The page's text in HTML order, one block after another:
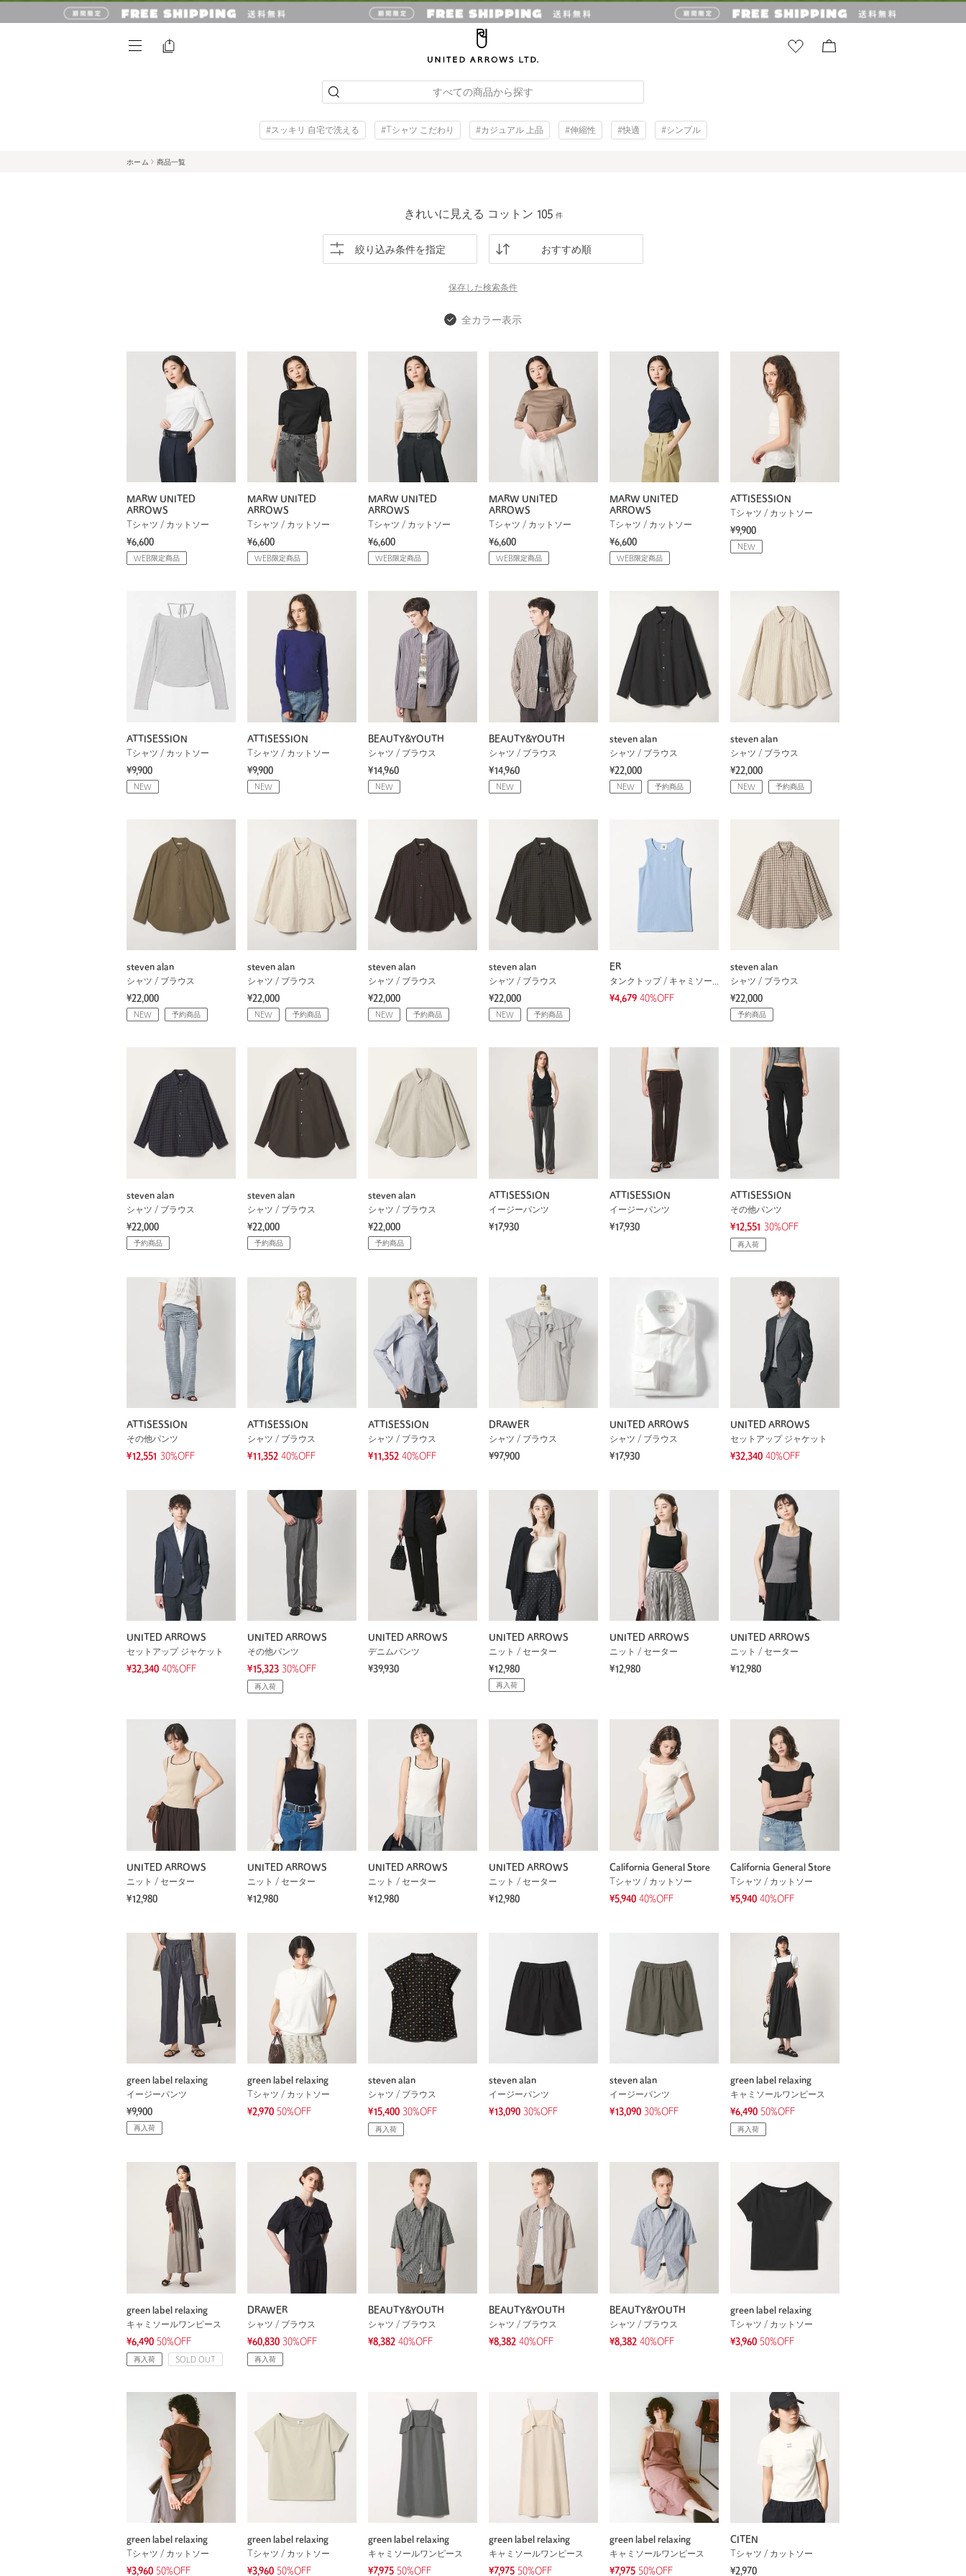
すべての商品から探す
#スッキリ 自宅で洗える #Tシャツ こだわり #カジュアル 上品 #伸縮性 #快適 #シンプル
ホーム 商品一覧
きれいに見える コットン 105 件
絞り込み条件を指定 おすすめ順
保存した検索条件
全カラー表示
MARW UNITED
ARROWS
Tシャツ / カットソー
¥6,600
WEB限定商品
MARW UNITED
ARROWS
Tシャツ / カットソー
¥6,600
WEB限定商品
MARW UNITED
ARROWS
Tシャツ / カットソー
¥6,600
WEB限定商品
MARW UNITED
ARROWS
Tシャツ / カットソー
¥6,600
WEB限定商品
MARW UNITED
ARROWS
Tシャツ / カットソー
¥6,600
WEB限定商品
ATTISESSION
Tシャツ / カットソー
¥9,900
NEW
ATTISESSION
Tシャツ / カットソー
¥9,900
NEW
ATTISESSION
Tシャツ / カットソー
¥9,900
NEW
BEAUTY&YOUTH
シャツ / ブラウス
¥14,960
NEW
BEAUTY&YOUTH
シャツ / ブラウス
¥14,960
NEW
steven alan
シャツ / ブラウス
¥22,000
NEW 予約商品
steven alan
シャツ / ブラウス
¥22,000
NEW 予約商品
steven alan
シャツ / ブラウス
¥22,000
NEW 予約商品
steven alan
シャツ / ブラウス
¥22,000
NEW 予約商品
steven alan
シャツ / ブラウス
¥22,000
NEW 予約商品
steven alan
シャツ / ブラウス
¥22,000
NEW 予約商品
ER
タンクトップ / キャミソール
¥4,679 40%OFF
steven alan
シャツ / ブラウス
¥22,000
予約商品
steven alan
シャツ / ブラウス
¥22,000
予約商品
steven alan
シャツ / ブラウス
¥22,000
予約商品
steven alan
シャツ / ブラウス
¥22,000
予約商品
ATTISESSION
イージーパンツ
¥17,930
ATTISESSION
イージーパンツ
¥17,930
ATTISESSION
その他パンツ
¥12,551 30%OFF
再入荷
ATTISESSION
その他パンツ
¥12,551 30%OFF
ATTISESSION
シャツ / ブラウス
¥11,352 40%OFF
ATTISESSION
シャツ / ブラウス
¥11,352 40%OFF
DRAWER
シャツ / ブラウス
¥97,900
UNITED ARROWS
シャツ / ブラウス
¥17,930
UNITED ARROWS
セットアップ ジャケット
¥32,340 40%OFF
UNITED ARROWS
セットアップ ジャケット
¥32,340 40%OFF
UNITED ARROWS
その他パンツ
¥15,323 30%OFF
再入荷
UNITED ARROWS
デニムパンツ
¥39,930
UNITED ARROWS
ニット / セーター
¥12,980
再入荷
UNITED ARROWS
ニット / セーター
¥12,980
UNITED ARROWS
ニット / セーター
¥12,980
UNITED ARROWS
ニット / セーター
¥12,980
UNITED ARROWS
ニット / セーター
¥12,980
UNITED ARROWS
ニット / セーター
¥12,980
UNITED ARROWS
ニット / セーター
¥12,980
California General Store
Tシャツ / カットソー
¥5,940 40%OFF
California General Store
Tシャツ / カットソー
¥5,940 40%OFF
green label relaxing
イージーパンツ
¥9,900
再入荷
green label relaxing
Tシャツ / カットソー
¥2,970 50%OFF
steven alan
シャツ / ブラウス
¥15,400 30%OFF
再入荷
steven alan
イージーパンツ
¥13,090 30%OFF
steven alan
イージーパンツ
¥13,090 30%OFF
green label relaxing
キャミソールワンピース
¥6,490 50%OFF
再入荷
green label relaxing
キャミソールワンピース
¥6,490 50%OFF
再入荷 SOLD OUT
DRAWER
シャツ / ブラウス
¥60,830 30%OFF
再入荷
BEAUTY&YOUTH
シャツ / ブラウス
¥8,382 40%OFF
BEAUTY&YOUTH
シャツ / ブラウス
¥8,382 40%OFF
BEAUTY&YOUTH
シャツ / ブラウス
¥8,382 40%OFF
green label relaxing
Tシャツ / カットソー
¥3,960 50%OFF
green label relaxing
Tシャツ / カットソー
¥3,960 50%OFF
green label relaxing
Tシャツ / カットソー
¥3,960 50%OFF
green label relaxing
キャミソールワンピース
¥7,975 50%OFF
green label relaxing
キャミソールワンピース
¥7,975 50%OFF
green label relaxing
キャミソールワンピース
¥7,975 50%OFF
CITEN
Tシャツ / カットソー
¥2,970